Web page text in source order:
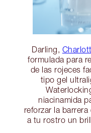
Darling,
formulada para
de las rojeces
tipo gel
niacinamida
reforzar la
a tu rostro un